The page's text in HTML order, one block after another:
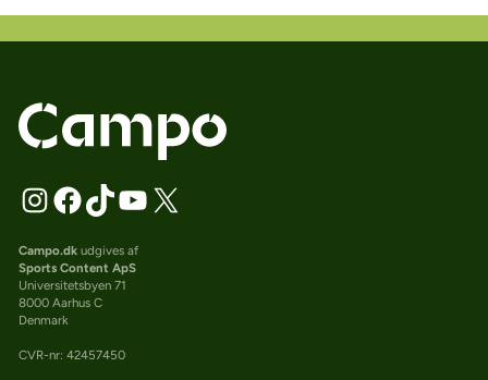
Campo.dkudgives af
Sports Content ApS
Universitetsbyen 71
8000 Aarhus C
Denmark
CVR-nr: 42457450